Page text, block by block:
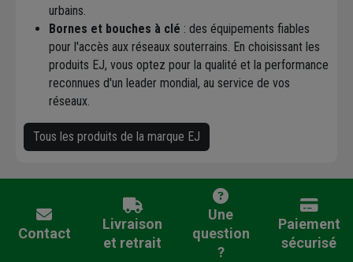
urbains.
Bornes et bouches à clé : des équipements fiables
pour l'accès aux réseaux souterrains. En choisissant les
produits EJ, vous optez pour la qualité et la performance
reconnues d'un leader mondial, au service de vos
réseaux.
Tous les produits de la marque EJ
Contact
Livraison
et retrait
Une
question
?
Paiement
sécurisé